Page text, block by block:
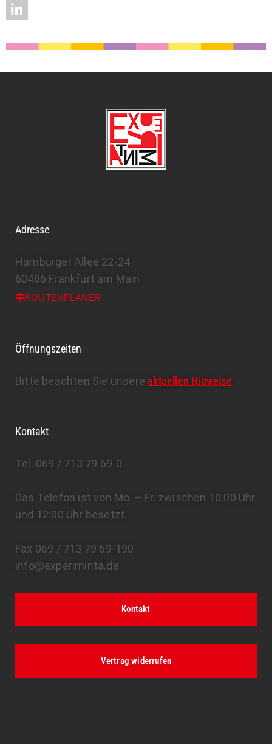
Adresse
Hamburger Allee 22-24
60486 Frankfurt am Main
ROUTENPLANER
Öffnungszeiten
Bitte beachten Sie unsereaktuellen Hinweise.
Kontakt
Tel. 069 / 713 79 69-0
Das Telefon ist von Mo. – Fr. zwischen 10:00 Uhr
und 12:00 Uhr besetzt.
Fax 069 / 713 79 69-190
info@experiminta.de
Kontakt
Vertrag widerrufen